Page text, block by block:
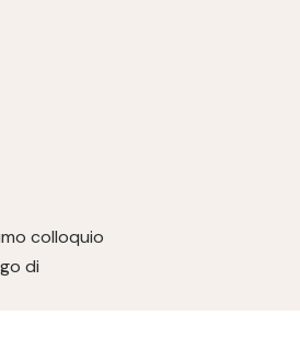
colloquio
di